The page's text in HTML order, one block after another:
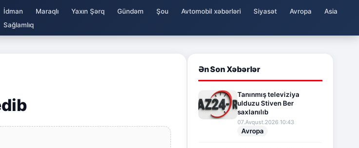
İdman Maraqlı Yaxın Şərq Gündəm Şou Avtomobil xəbərləri Siyasət Avropa
Asia
Sağlamlıq
Ən Son Xəbərlər
Tanınmış televiziya
ulduzu Stiven Ber
saxlanılıb
07.Avqust.2026 10:43
Avropa